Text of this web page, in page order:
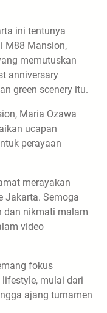
ini tentunya
M88 Mansion,
memutuskan
anniversary
green scenery itu.
Maria Ozawa
ucapan
perayaan
merayakan
Jakarta. Semoga
dan nikmati malam
video
fokus
mulai dari
ajang turnamen